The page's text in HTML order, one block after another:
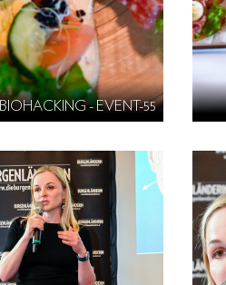
BIOHACKING - EVENT-55